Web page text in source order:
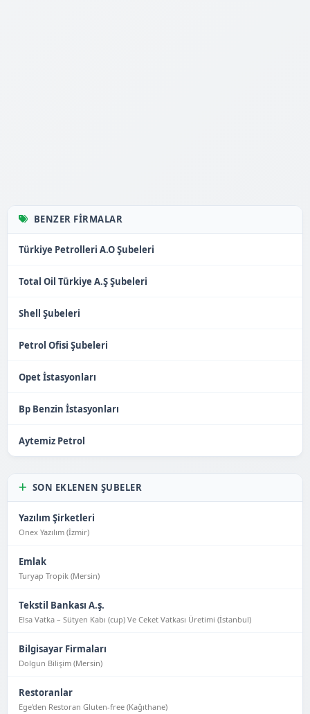
BENZER FIRMALAR
Türkiye Petrolleri A.O Şubeleri
Total Oil Türkiye A.Ş Şubeleri
Shell Şubeleri
Petrol Ofisi Şubeleri
Opet İstasyonları
Bp Benzin İstasyonları
Aytemiz Petrol
SON EKLENEN ŞUBELER
Yazılım Şirketleri
Onex Yazılım (İzmir)
Emlak
Turyap Tropik (Mersin)
Tekstil Bankası A.ş.
Elsa Vatka – Sütyen Kabı (cup) Ve Ceket Vatkası Üretimi (İstanbul)
Bilgisayar Firmaları
Dolgun Bilişim (Mersin)
Restoranlar
Ege'den Restoran Gluten-free (Kağıthane)